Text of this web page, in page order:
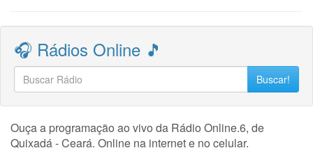
🎧 Rádios Online 🎵
Buscar!
Ouça a programação ao vivo da Rádio Online.6, de
Quixadá - Ceará. Online na internet e no celular.